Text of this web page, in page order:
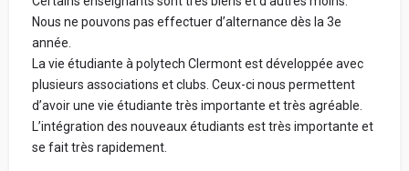
Nous ne pouvons pas effectuer d’alternance dès la 3e
année.
La vie étudiante à polytech Clermont est développée avec
plusieurs associations et clubs. Ceux-ci nous permettent
d’avoir une vie étudiante très importante et très agréable.
L’intégration des nouveaux étudiants est très importante et
se fait très rapidement.